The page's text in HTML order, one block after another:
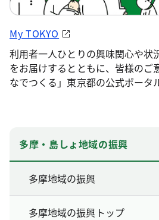
My TOKYO
利用者一人ひとりの興味関心や状
をお届けするとともに、皆様のご
なでつくる」東京都の公式ポータ
多摩・島しょ地域の振興
多摩地域の振興
多摩地域の振興トップ